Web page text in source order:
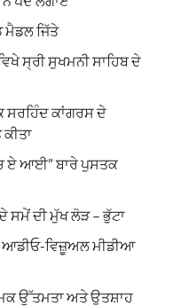
ਮੈਡਲ ਜਿੱਤੇ
ਸ੍ਰੀ ਸੁਖਮਨੀ ਸਾਹਿਬ ਦੇ
ਸਰਹਿੰਦ ਕਾਂਗਰਸ ਦੇ
ਏ ਆਈ” ਬਾਰੇ ਪੁਸਤਕ
ਸਮੇਂ ਦੀ ਮੁੱਖ ਲੋੜ – ਭੁੱਟਾ
ਆਡੀਓ-ਵਿਜ਼ੂਅਲ ਮੀਡੀਆ
ਉੱਤਮਤਾ ਅਤੇ ਉਤਸ਼ਾਹ